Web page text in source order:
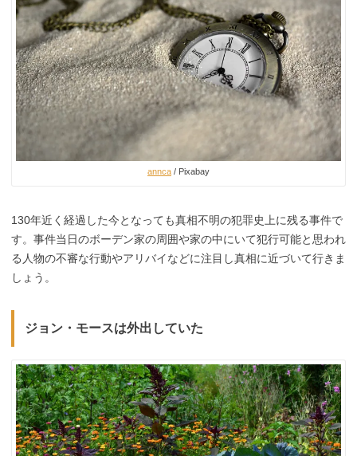
annca / Pixabay
130年近く経過した今となっても真相不明の犯罪史上に残る事件で
す。事件当日のボーデン家の周囲や家の中にいて犯行可能と思われ
る人物の不審な行動やアリバイなどに注目し真相に近づいて行きま
しょう。
ジョン・モースは外出していた